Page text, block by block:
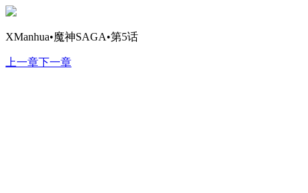
XManhua•魔神SAGA•第5话
上一章下一章